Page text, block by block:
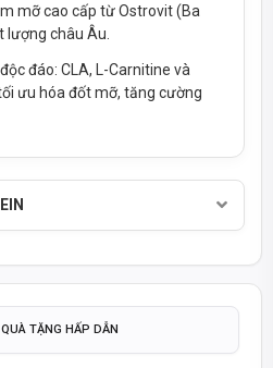
mỡ cao cấp từ Ostrovit (Ba
lượng châu Âu.
đáo: CLA, L-Carnitine và
ưu hóa đốt mỡ, tăng cường
NHẬTTỰ ĐỘNG & CHÍNH XÁC
2-4 GIỜ
ĐỔI TRẢ 15 NGÀY
TẶNG HẤP DẪN